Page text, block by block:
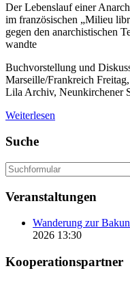
Der Lebenslauf einer
im französischen „Milieu
gegen den anarchistischen
wandte
Buchvorstellung und
Marseille/Frankreich
Lila Archiv, Neunkirchener
Weiterlesen
Suche
Veranstaltungen
Wanderung zur
2026 13:30
Kooperationspartner